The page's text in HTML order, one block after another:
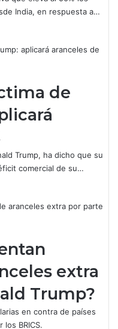
India, en respuesta a…
de
Trump, ha dicho que su
comercial de su…
extra
Trump?
en contra de países
BRICS.